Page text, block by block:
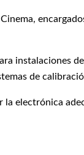
instalaciones
de
electrónica